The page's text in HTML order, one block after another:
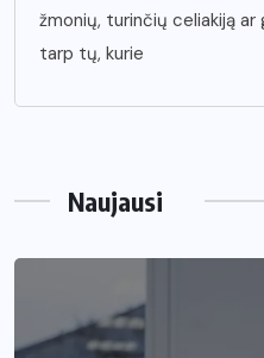
žmonių, turinčių celiakiją
tarp tų, kurie
Naujausi